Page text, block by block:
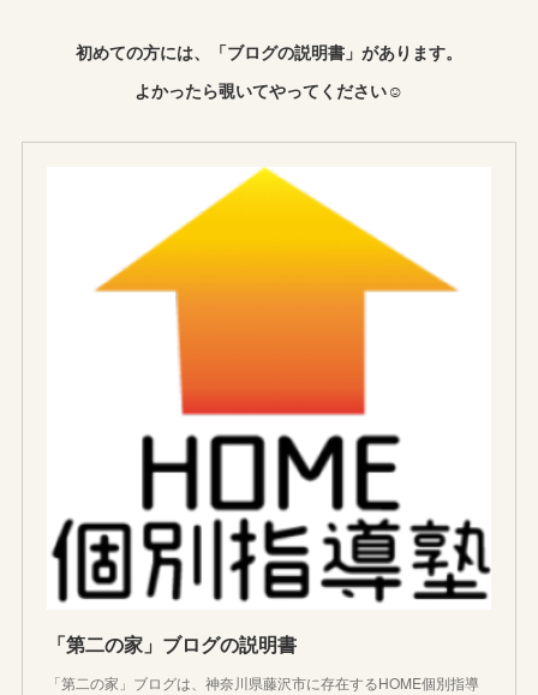
初めての方には、「ブログの説明書」があります。
よかったら覗いてやってください☺︎
「第二の家」ブログの説明書
「第二の家」ブログは、神奈川県藤沢市に存在するHOME個別指導